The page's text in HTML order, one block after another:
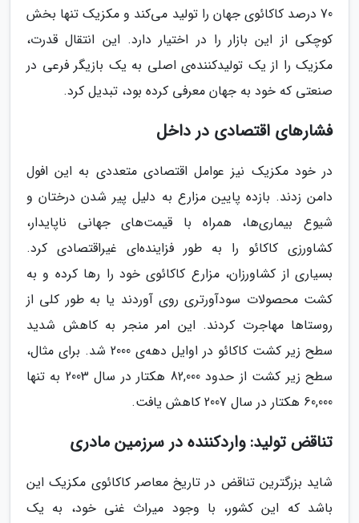
70 درصد کاکائوی جهان را تولید می‌کند و مکزیک تنها بخش
کوچکی از این بازار را در اختیار دارد. این انتقال قدرت،
مکزیک را از یک تولیدکننده‌ی اصلی به یک بازیگر فرعی در
صنعتی که خود به جهان معرفی کرده بود، تبدیل کرد.
فشارهای اقتصادی در داخل
در خود مکزیک نیز عوامل اقتصادی متعددی به این افول
دامن زدند. بازده پایین مزارع به دلیل پیر شدن درختان و
شیوع بیماری‌ها، همراه با قیمت‌های جهانی ناپایدار،
کشاورزی کاکائو را به طور فزاینده‌ای غیراقتصادی کرد.
بسیاری از کشاورزان، مزارع کاکائوی خود را رها کرده و به
کشت محصولات سودآورتری روی آوردند یا به طور کلی از
روستاها مهاجرت کردند. این امر منجر به کاهش شدید
سطح زیر کشت کاکائو در اوایل دهه‌ی 2000 شد. برای مثال،
سطح زیر کشت از حدود 82,000 هکتار در سال 2003 به تنها
60,000 هکتار در سال 2007 کاهش یافت.
تناقض تولید: واردکننده در سرزمین مادری
شاید بزرگترین تناقض در تاریخ معاصر کاکائوی مکزیک این
باشد که این کشور، با وجود میراث غنی خود، به یک